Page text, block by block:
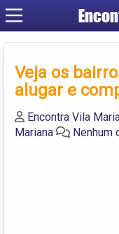
Veja os
alugar e
Encontra Vila
Mariana
Nenhum